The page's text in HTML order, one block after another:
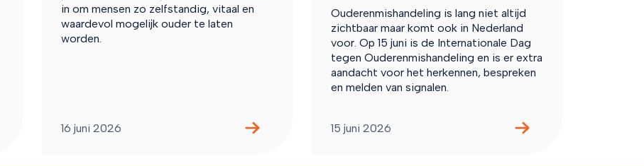
in om mensen zo zelfstandig, vitaal en
waardevol mogelijk ouder te laten
worden.
16 juni 2026
Ouderenmishandeling is lang niet altijd
zichtbaar maar komt ook in Nederland
voor. Op 15 juni is de Internationale Dag
tegen Ouderenmishandeling en is er extra
aandacht voor het herkennen, bespreken
en melden van signalen.
15 juni 2026